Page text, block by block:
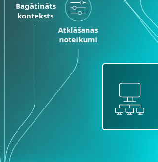
Bagātināts
konteksts
Atklāšanas
noteikumi